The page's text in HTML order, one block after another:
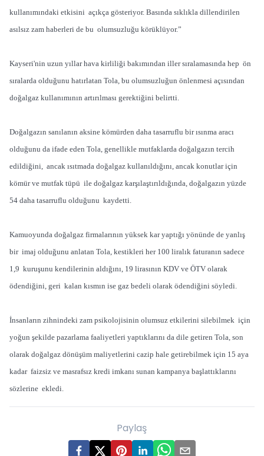
kullanımındaki etkisini açıkça gösteriyor. Basında sıklıkla dillendirilen
asılsız zam haberleri de bu olumsuzluğu körüklüyor.”
Kayseri'nin uzun yıllar hava kirliliği bakımından iller sıralamasında hep ön
sıralarda olduğunu hatırlatan Tola, bu olumsuzluğun önlenmesi açısından
doğalgaz kullanımının artırılması gerektiğini belirtti.
Doğalgazın sanılanın aksine kömürden daha tasarruflu bir ısınma aracı
olduğunu da ifade eden Tola, genellikle mutfaklarda doğalgazın tercih
edildiğini, ancak ısıtmada doğalgaz kullanıldığını, ancak konutlar için
kömür ve mutfak tüpü ile doğalgaz karşılaştırıldığında, doğalgazın yüzde
54 daha tasarruflu olduğunu kaydetti.
Kamuoyunda doğalgaz firmalarının yüksek kar yaptığı yönünde de yanlış
bir imaj olduğunu anlatan Tola, kestikleri her 100 liralık faturanın sadece
1,9 kuruşunu kendilerinin aldığını, 19 lirasının KDV ve ÖTV olarak
ödendiğini, geri kalan kısmın ise gaz bedeli olarak ödendiğini söyledi.
İnsanların zihnindeki zam psikolojisinin olumsuz etkilerini silebilmek için
yoğun şekilde pazarlama faaliyetleri yaptıklarını da dile getiren Tola, son
olarak doğalgaz dönüşüm maliyetlerini cazip hale getirebilmek için 15 aya
kadar faizsiz ve masrafsız kredi imkanı sunan kampanya başlattıklarını
sözlerine ekledi.
Paylaş